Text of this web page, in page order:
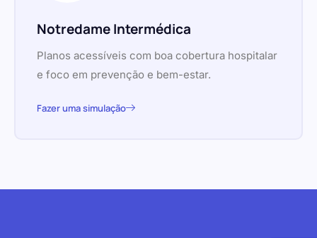
Notredame Intermédica
Planos acessíveis com boa cobertura hospitalar
e foco em prevenção e bem-estar.
Fazer uma simulação